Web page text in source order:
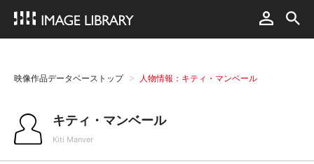
映像作品データベーストップ 人物情報：キティ・マンベール
キティ・マンベール
Kiti Manver